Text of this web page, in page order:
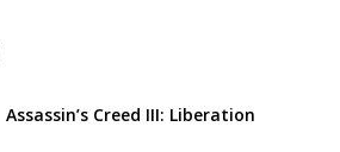
Assassin’s Creed III: Liberation